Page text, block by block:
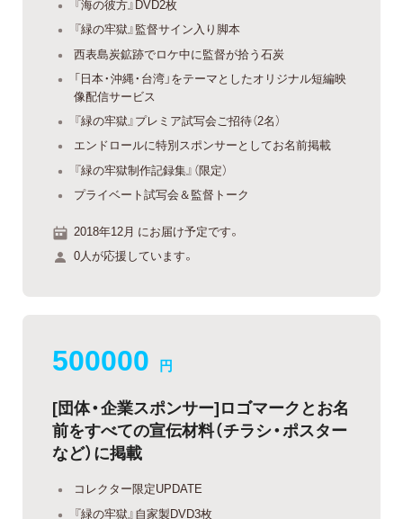
『海の彼方』DVD2枚
『緑の牢獄』監督サイン入り脚本
西表島炭鉱跡でロケ中に監督が拾う石炭
「日本・沖縄・台湾」をテーマとしたオリジナル短編映
像配信サービス
『緑の牢獄』プレミア試写会ご招待（2名）
エンドロールに特別スポンサーとしてお名前掲載
『緑の牢獄制作記録集』（限定）
プライベート試写会＆監督トーク
2018年12月 にお届け予定です。
0人が応援しています。
500000 円
[団体・企業スポンサー]ロゴマークとお名
前をすべての宣伝材料（チラシ・ポスター
など）に掲載
コレクター限定UPDATE
『緑の牢獄』自家製DVD3枚